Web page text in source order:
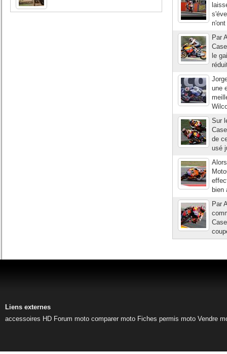
Par
le
une
Sur
de
usé
bien
Par
Liens externes
accessoires HD Forum moto comparer moto Fiches permis moto Vendre